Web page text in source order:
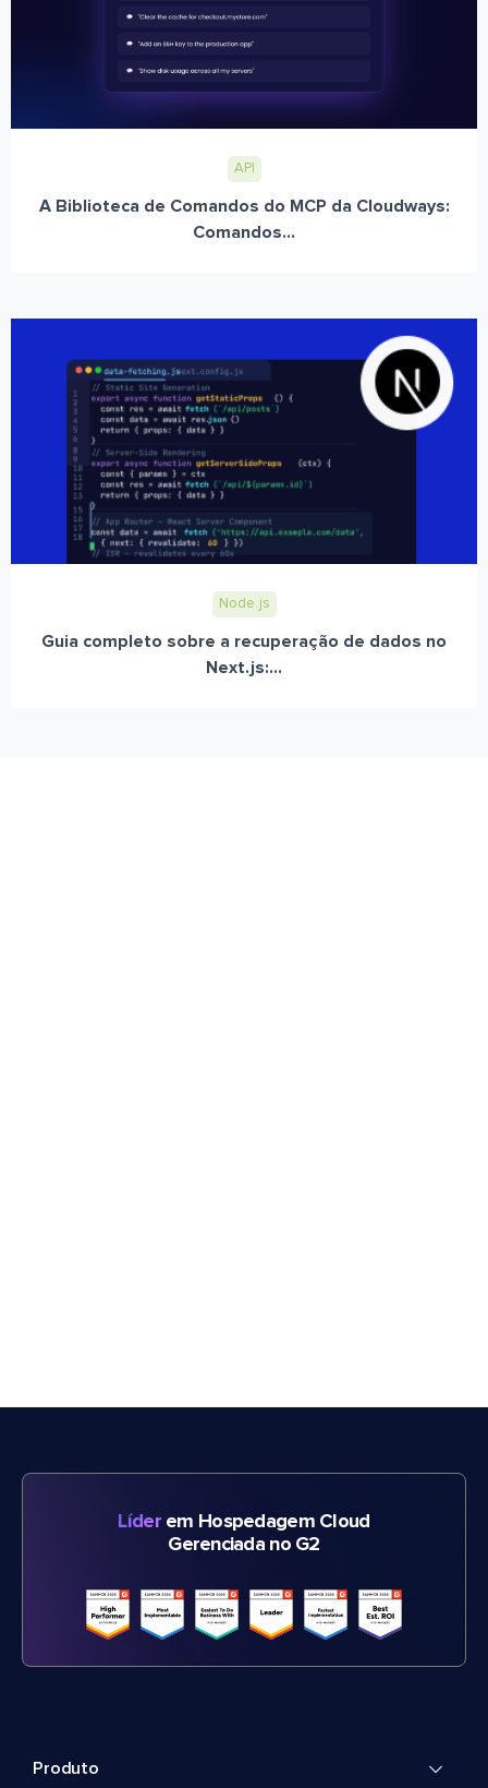
API
A Biblioteca de Comandos do MCP da Cloudways:
Comandos...
Node.js
Guia completo sobre a recuperação de dados no
Next.js:...
Líderem Hospedagem Cloud
Gerenciada no G2
Produto